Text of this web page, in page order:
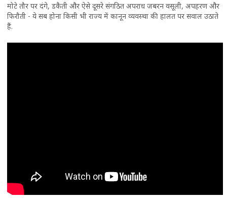
मोटे तौर पर दंगे, डकैती और ऐसे दूसरे संगठित अपराध जबरन वसूली, अपहरण और
फिरौती - ये सब होना किसी भी राज्य में कानून व्यवस्था की हालत पर सवाल उठाते
हैं.